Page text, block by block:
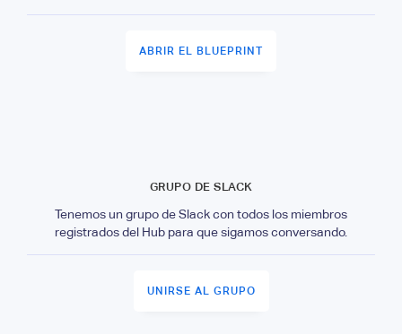
ABRIR EL BLUEPRINT
GRUPO DE SLACK
Tenemos un grupo de Slack con todos los miembros
registrados del Hub para que sigamos conversando.
UNIRSE AL GRUPO